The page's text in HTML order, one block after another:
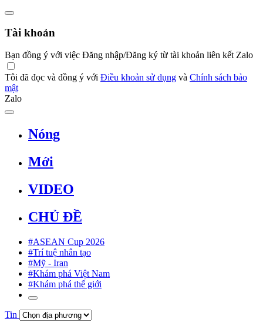
Tài khoản
Bạn đồng ý với việc Đăng nhập/Đăng ký từ tài khoản liên kết Zalo
Tôi đã đọc và đồng ý với Điều khoản sử dụng và Chính sách bảo
mật
Zalo
Nóng
Mới
VIDEO
CHỦ ĐỀ
#ASEAN Cup 2026
#Trí tuệ nhân tạo
#Mỹ - Iran
#Khám phá Việt Nam
#Khám phá thế giới
Tin